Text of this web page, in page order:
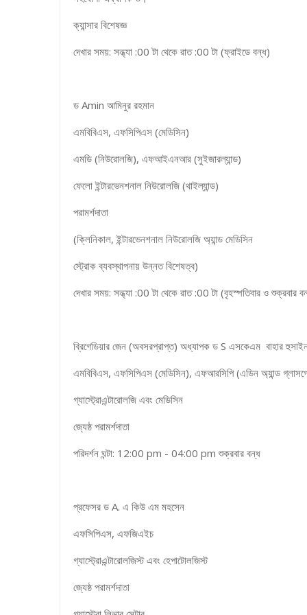
ক্যান্সার বিশেষজ্ঞ
দেখার সময়: সন্ধ্যা :00 টা থেকে রাত :00 টা (ফ্রাইডে বন্ধ)
ড Amin আমিনুর রহমান
এমবিবিএস, এফসিপিএস (মেডিসিন)
এমডি (নিউরোলজি), এফআইএনআর (সুইজারল্যান্ড)
ফেলো ইন্টারভেনশনাল নিউরোলজি (থাইল্যান্ড)
পরামর্শদাতা
(ক্লিনিকাল, ইন্টারভেনশনাল নিউরোলজি অ্যান্ড মেডিসিন
স্ট্রোক ব্যবস্থাপনায় উন্নত বিশেষত্ব)
দেখার সময়: সন্ধ্যা :00 টা থেকে রাত :00 টা (বৃহস্পতিবার ও শুক্রবার
ব্রিগেডিয়ার জেন (অবসরপ্রাপ্ত) অধ্যাপক ড S এসকেএম বাহার
এমবিবিএস, এফসিপিএস (মেডিসিন), এফআরসিপি (এডিন অ্যান্ড
গ্যাস্ট্রোএন্টারোলজি এবং মেডিসিন
জ্যেষ্ঠ পরামর্শদাতা
পরিদর্শন ঘন্টা: 12:00 pm - 04:00 pm শুক্রবার বন্ধ
প্রফেসর ড A. এ কিউ এম মহসেন
এফসিপিএস, এফজিএইচ
গ্যাস্ট্রোএন্টারোলজিস্ট এবং হেপাটোলজিস্ট
জ্যেষ্ঠ পরামর্শদাতা